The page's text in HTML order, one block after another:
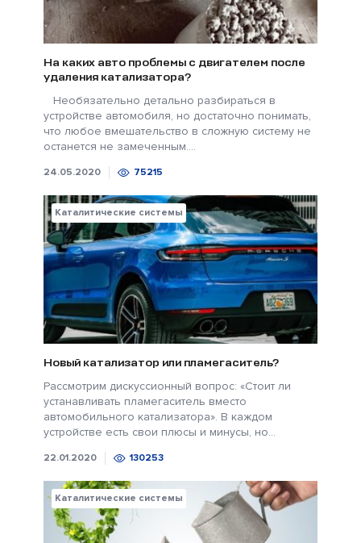
На каких авто проблемы с двигателем после
удаления катализатора?
Необязательно детально разбираться в
устройстве автомобиля, но достаточно понимать,
что любое вмешательство в сложную систему не
останется не замеченным....
24.05.2020 75215
Каталитические системы
Новый катализатор или пламегаситель?
Рассмотрим дискуссионный вопрос: «Стоит ли
устанавливать пламегаситель вместо
автомобильного катализатора». В каждом
устройстве есть свои плюсы и минусы, но...
22.01.2020 130253
Каталитические системы